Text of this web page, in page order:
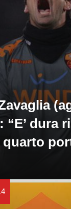
“E’ dura
quarto